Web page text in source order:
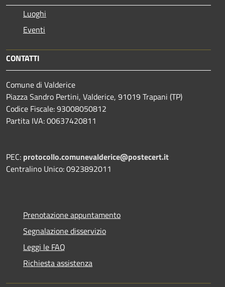
Luoghi
Eventi
CONTATTI
Comune di Valderice
Piazza Sandro Pertini, Valderice, 91019 Trapani (TP)
Codice Fiscale: 93008050812
Partita IVA: 00637420811
PEC: protocollo.comunevalderice@postecert.it
Centralino Unico: 0923892011
Prenotazione appuntamento
Segnalazione disservizio
Leggi le FAQ
Richiesta assistenza